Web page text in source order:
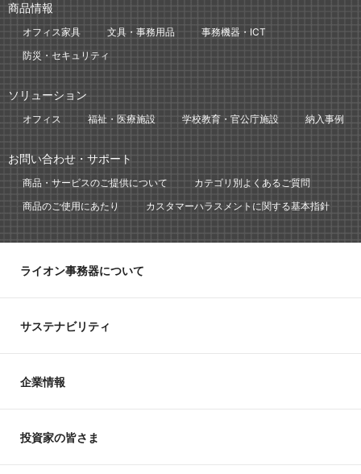
商品情報
オフィス家具 文具・事務用品
事務機器・ICT
防災・セキュリティ
ソリューション
オフィス 福祉・医療施設 学校教育・官公庁施設 納入事例
お問い合わせ・サポート
商品・サービスのご提供について
カテゴリ別よくあるご質問
商品のご使用にあたり
カスタマーハラスメントに関する基本指針
ライオン事務器について
サステナビリティ
企業情報
投資家の皆さま